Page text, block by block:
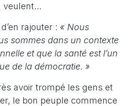
veulent...
rajouter : « Nous
sommes dans un contexte
et que la santé est l’un
de la démocratie. »
avoir trompé les gens et
le bon peuple commence